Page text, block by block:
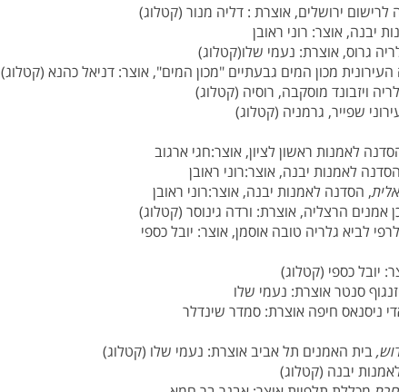
לרישום ירושלים, אוצרת : דליה מנור (קטלוג)
יבנה, אוצר: רוני ראובן
גרוס, אוצרת: נעמי שלו(קטלוג)
העירונית מכון המים גבעתיים "מכון המים", אוצר: דניאל כהנא (קטלוג)
ויזבונד מוסקבה, רוסיה (קטלוג)
שפייר, גרמניה (קטלוג)
לאמנות ראשון לציון, אוצר:חגי ארגוב
הסדנה לאמנות יבנה, אוצר:רוני ראובן
, הסדנה לאמנות יבנה, אוצר:רוני ראובן
אמנים הרצליה, אוצרת: ורדה גינוסר (קטלוג)
לביא גלריה טובה אוסמן, אוצר: יובל כספי
יובל כספי (קטלוג)
סנטר אוצרת: נעמי שלו
ניסנאס חיפה אוצרת: סמדר שינדלר
בית האמנים תל אביב אוצרת: נעמי שלו (קטלוג)
יבנה (קטלוג)